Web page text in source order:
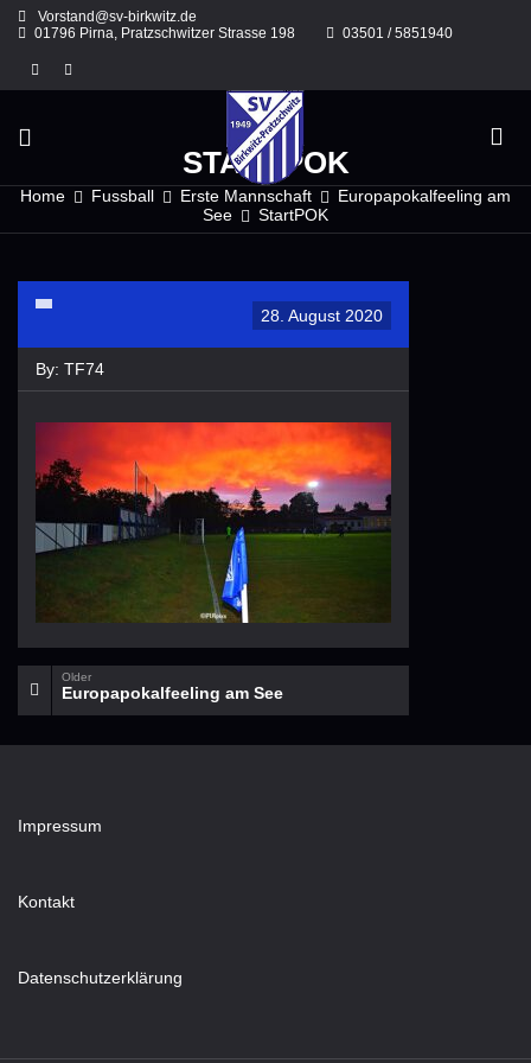
Skip
Vorstand@sv-birkwitz.de
01796 Pirna, Pratzschwitzer Strasse 198
03501 / 5851940
STARTPOK
Home Fussball Erste Mannschaft
Europapokalfeeling am
See
StartPOK
28. August 2020
By: TF74
Older
Europapokalfeeling am See
Impressum
Kontakt
Datenschutzerklärung